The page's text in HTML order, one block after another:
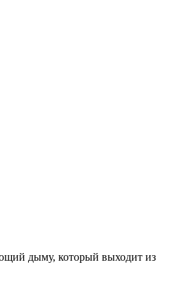
дыму, который выходит из